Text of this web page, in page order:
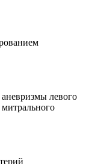
левого